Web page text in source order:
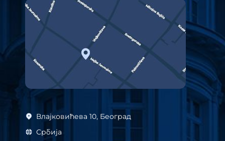
Влајковићева 10, Београд
Србија